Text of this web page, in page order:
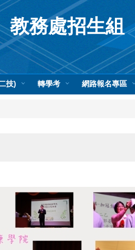
教務處招生組
技) 轉學考 網路報名專區